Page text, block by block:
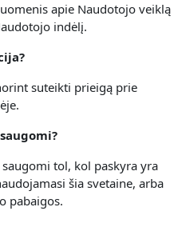
apie Naudotojo veiklą
indėlį.
suteikti prieigą prie
tol, kol paskyra yra
šia svetaine, arba
pabaigos.